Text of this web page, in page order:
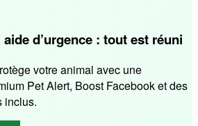
d’urgence : tout est réuni
votre animal avec une
Pet Alert, Boost Facebook et des
inclus.